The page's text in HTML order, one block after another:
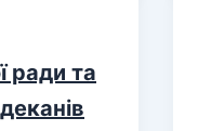
ради та